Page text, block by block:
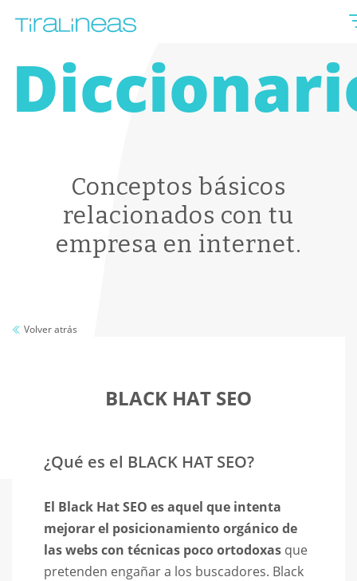
Conceptos básicos
relacionados con tu
empresa en internet.
Volver atrás
BLACK HAT SEO
¿Qué es el BLACK HAT SEO?
El Black Hat SEO es aquel que intenta
mejorar el posicionamiento orgánico de
las webs con técnicas poco ortodoxas que
pretenden engañar a los buscadores. Black